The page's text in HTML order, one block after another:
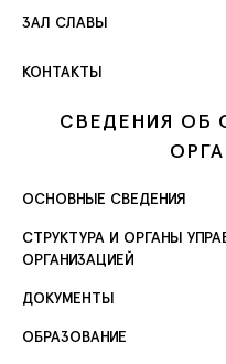
ЗАЛ СЛАВЫ
КОНТАКТЫ
СВЕДЕНИЯ ОБ
ОСНОВНЫЕ СВЕДЕНИЯ
СТРУКТУРА И ОРГАНЫ
ОРГАНИЗАЦИЕЙ
ДОКУМЕНТЫ
ОБРАЗОВАНИЕ